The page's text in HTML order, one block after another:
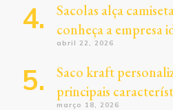
Sacolas alça
conheça a empresa
abril 22, 2026
Saco kraft
principais
março 18, 2026